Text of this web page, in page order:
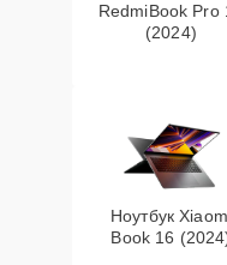
RedmiBook Pro
(2024)
Ноутбук
Book 16